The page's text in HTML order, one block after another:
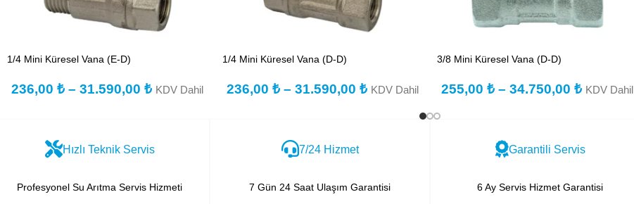
1/4 Mini Küresel Vana (E-D)
236,00₺ –31.590,00₺ KDV Dahil
1/4 Mini Küresel Vana (D-D)
236,00 ₺ – 31.590,00 ₺ KDV Dahil
3/8 Mini Küresel Vana (D-D)
255,00₺ –34.750,00₺ KDV Dahil
Hızlı Teknik Servis
Profesyonel Su Arıtma Servis Hizmeti
7/24 Hizmet
7 Gün 24 Saat Ulaşım Garantisi
Garantili Servis
6 Ay Servis Hizmet Garantisi